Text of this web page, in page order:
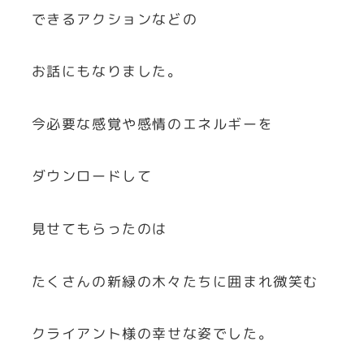
できるアクションなどの
お話にもなりました。
今必要な感覚や感情のエネルギーを
ダウンロードして
見せてもらったのは
たくさんの新緑の木々たちに囲まれ微笑む
クライアント様の幸せな姿でした。